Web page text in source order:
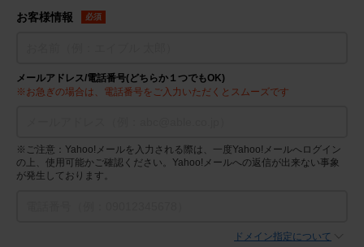
お客様情報
必須
メールアドレス/電話番号(どちらか１つでもOK)
※お急ぎの場合は、電話番号をご入力いただくとスムーズです
※ご注意：Yahoo!メールを入力される際は、一度Yahoo!メールへログイン
の上、使用可能かご確認ください。Yahoo!メールへの返信が出来ない事象
が発生しております。
ドメイン指定について